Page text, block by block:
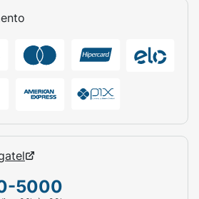
5000